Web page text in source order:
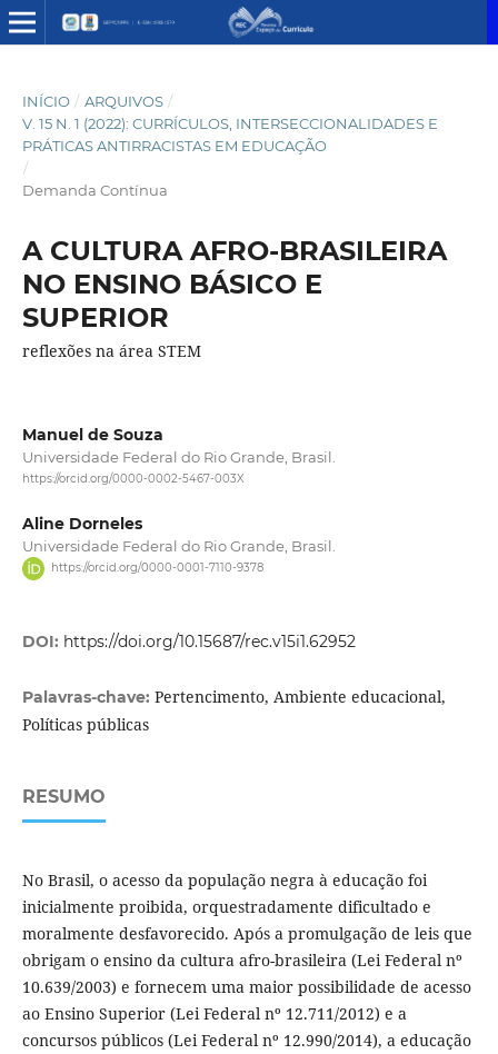
INÍCIO / ARQUIVOS /
V. 15 N. 1 (2022): CURRÍCULOS, INTERSECCIONALIDADES E
PRÁTICAS ANTIRRACISTAS EM EDUCAÇÃO
/
Demanda Contínua
A CULTURA AFRO-BRASILEIRA
NO ENSINO BÁSICO E
SUPERIOR
reflexões na área STEM
Manuel de Souza
Universidade Federal do Rio Grande, Brasil.
https://orcid.org/0000-0002-5467-003X
Aline Dorneles
Universidade Federal do Rio Grande, Brasil.
https://orcid.org/0000-0001-7110-9378
DOI: https://doi.org/10.15687/rec.v15i1.62952
Palavras-chave: Pertencimento, Ambiente educacional,
Políticas públicas
RESUMO
No Brasil, o acesso da população negra à educação foi
inicialmente proibida, orquestradamente dificultado e
moralmente desfavorecido. Após a promulgação de leis que
obrigam o ensino da cultura afro-brasileira (Lei Federal nº
10.639/2003) e fornecem uma maior possibilidade de acesso
ao Ensino Superior (Lei Federal nº 12.711/2012) e a
concursos públicos (Lei Federal nº 12.990/2014), a educação